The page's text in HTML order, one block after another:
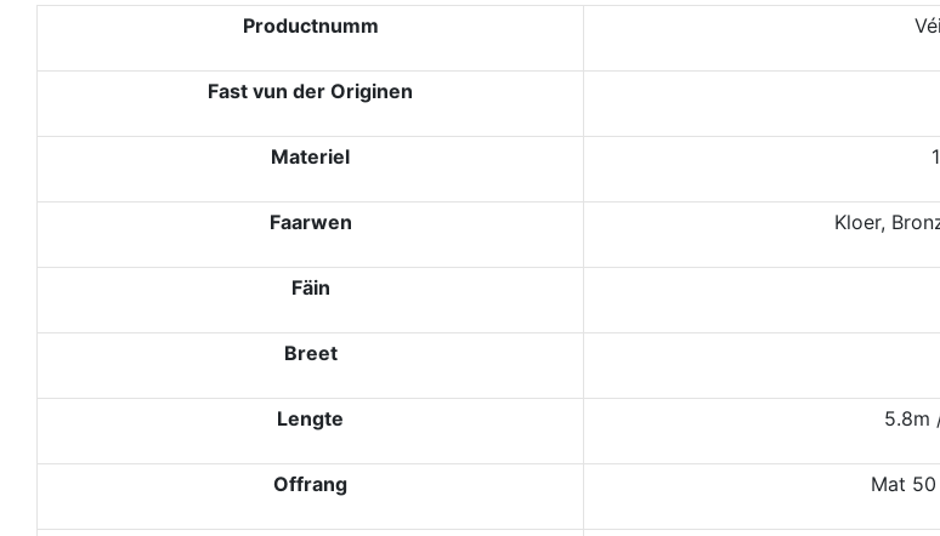
Productnumm
Fast vun der Originen
Materiel
Faarwen Kloer,
Fäin
Breet
Lengte 5.8m
Offrang Mat